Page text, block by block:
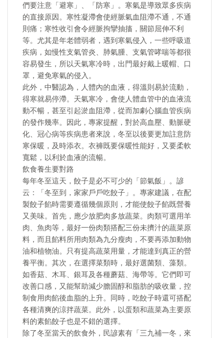
們要注意「避寒」、「防寒」。寒氣是導致眾多疾病
的直接原因。寒性凝滯會使經脈氣血阻滯不通，不通
則痛；寒性收引會令經脈拘攣抽搐，關節屈伸不利
等。尤其是年老體弱者，遇到寒氣侵入，一些呼吸道
疾病，如慢性支氣管炎、肺氣腫、支氣管哮喘等都很
容易發生，所以天氣寒冷時，出門最好戴上暖帽、口
罩，避免寒氣的侵入。
此外，中醫認為，人體內的血液，得溫則易於流動，
得寒就易停滯。天氣寒冷，會使人體血管中的血液流
動不暢，甚至引起淤血阻滯，從而加劇心腦血管疾病
的發作幾率。因此，專家提醒，對於高血壓、動脈硬
化、冠心病等疾病患者來說，冬至以後要更加註意防
寒保暖，及時添衣。衣褲既要保暖性能好，又要柔軟
寬鬆，以利於血液的流暢。
飲食養生要對路
每年冬至這天，餃子是必不可少的「節氣飯」。諺
云：「冬至到，家家戶戶吃餃子」。專家建議，在配
製餃子餡時需要遵循幾個原則，才能使餃子餡既營養
又美味。首先，應少放肥肉多放蔬菜。肉類可選用羊
肉、魚肉等，最好一份肉類搭配三份未擠汁的蔬菜原
料，而且餡料所用肉類為九分瘦肉，不要再添加動物
油和植物油。只有提高蔬菜用量，才能達到真正的營
養平衡。其次，在選擇菜類時，最好選菌類、藻類。
如香菇、木耳、銀耳及各種蘑菇、海帶等。它們即可
改善口感，又能幫助減少膽固醇和脂肪的吸收量，控
制食用肉餡後血脂的上升。同時，吃餃子時還可搭配
各種清爽的涼拌蔬菜。此外，以蛋類和蔬菜為主要原
料的素餡餃子也是不錯的選擇。
除了冬至當天的飲食外，民諺素有「三九補一冬，來